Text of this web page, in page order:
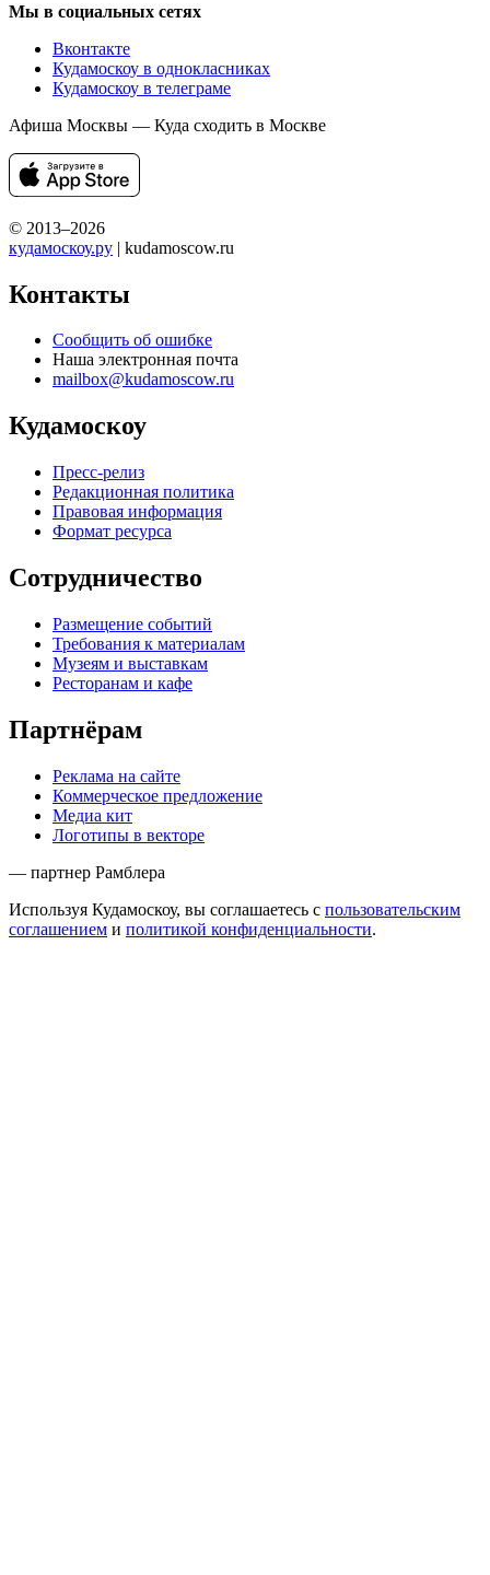
Мы в социальных сетях
Вконтакте
Кудамоскоу в однокласниках
Кудамоскоу в телеграме
Афиша Москвы — Куда сходить в Москве
© 2013–2026
кудамоскоу.ру | kudamoscow.ru
Контакты
Сообщить об ошибке
Наша электронная почта
mailbox@kudamoscow.ru
Кудамоскоу
Пресс-релиз
Редакционная политика
Правовая информация
Формат ресурса
Сотрудничество
Размещение событий
Требования к материалам
Музеям и выставкам
Ресторанам и кафе
Партнёрам
Реклама на сайте
Коммерческое предложение
Медиа кит
Логотипы в векторе
— партнер Рамблера
Используя Кудамоскоу, вы соглашаетесь с пользовательским
соглашением и политикой конфиденциальности.